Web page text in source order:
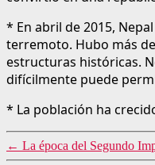
* En abril de 2015,
terremoto. Hubo más
estructuras históricas.
difícilmente puede
* La población ha
← La época del Segundo